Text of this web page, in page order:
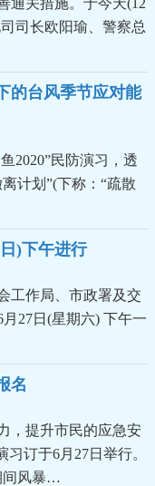
通关措施。于今天(12
司长欧阳瑜、警察总
的台风季节应对能
2020”民防演习，透
计划”(下称：“疏散
)下午进行
工作局、市政署及交
27日(星期六) 下午一
名
，提升市民的应急安
订于6月27日举行。
间风暴…